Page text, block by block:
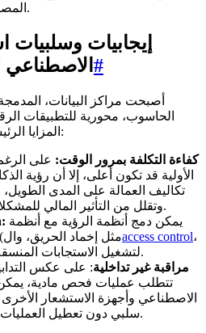
المصرح به أو الحريق أو الفيضانات.
إيجابيات وسلبيات
الاصطناعي #
أصبحت مراكز البيانات،
الحاسوب، محورية للتطبيقات
المزايا الرئيسية التي توفرها هذه التقنيات:
كفاءة التكلفة بمرور الوقت: على
الأولية قد تكون أعلى، إلا أن رؤية
تكاليف العمالة على المدى
وتقلل من التأثير المالي للمشكلات التي لا يتم اكتشافها.
مراكز البيانات الأخرى (مثل إخماد الحريق، والaccess control،
ومراقبة البيئة) لتشغيل الاستجابات المنسقة تلقائياً.
مراقبة غير تداخلية: على عكس
تتطلب عمليات فحص مادية، يمكن
الاصطناعي وأجهزة الاستشعار
سلبي دون تعطيل العمليات اليومية لمركز البيانات.